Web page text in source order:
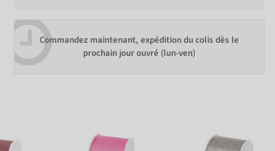
Commandez maintenant, expédition du colis dès le
prochain jour ouvré (lun-ven)